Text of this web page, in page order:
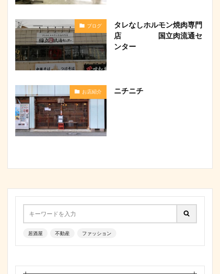
ブログ
タレなしホルモン焼肉専門
店 国立肉流通セ
ンター
お店紹介 ニチニチ
居酒屋 不動産 ファッション